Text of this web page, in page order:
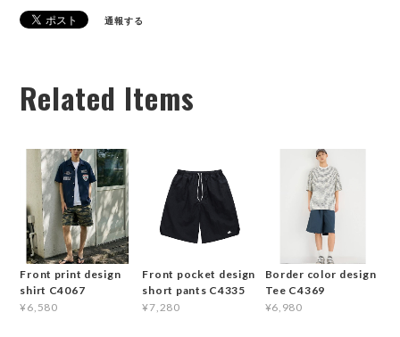
通報する
Related Items
Front print design
shirt C4067
¥6,580
Front pocket design
short pants C4335
¥7,280
Border color design
Tee C4369
¥6,980